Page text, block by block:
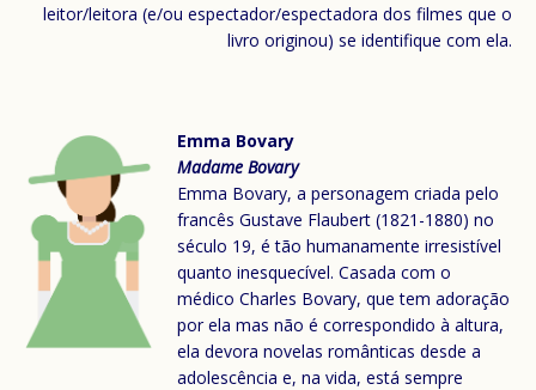
leitor/leitora (e/ou espectador/espectadora dos filmes que o
livro originou) se identifique com ela.
Emma Bovary
Madame Bovary
Emma Bovary, a personagem criada pelo
francês Gustave Flaubert (1821-1880) no
século 19, é tão humanamente irresistível
quanto inesquecível. Casada com o
médico Charles Bovary, que tem adoração
por ela mas não é correspondido à altura,
ela devora novelas românticas desde a
adolescência e, na vida, está sempre